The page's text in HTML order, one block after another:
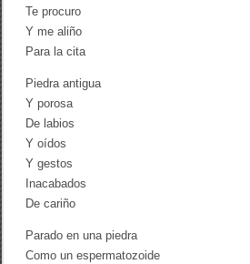
i
Te procuro
Y me aliño
Para la cita
Piedra antigua
Y porosa
De labios
Y oídos
Y gestos
Inacabados
De cariño
Parado en una piedra
Como un espermatozoide